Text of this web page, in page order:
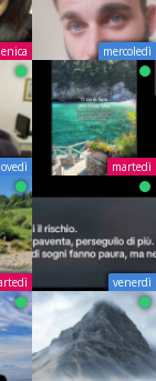
mercoledì
martedì
venerdì